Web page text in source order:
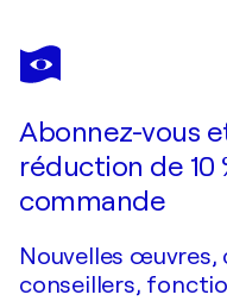
VANYA
GEORGIEVA
Je
Abonnez-vous
réduction de 10
commande
Nouvelles
conseillers,